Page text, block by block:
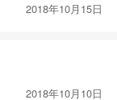
2018年10月15日
2018年10月10日